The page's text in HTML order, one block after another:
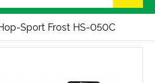
Sport Frost HS-050C